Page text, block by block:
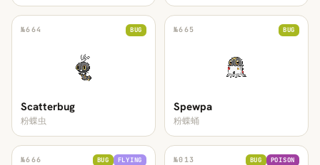
№664 BUG
Scatterbug
粉蝶虫
№665 BUG
Spewpa
粉蝶蛹
№666 BUG FLYING №013 BUG POISON